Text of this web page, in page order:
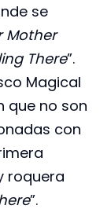
se
Mother
There”.
Magical
que no son
con
roquera
”.